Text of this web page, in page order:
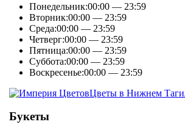
Понедельник:00:00 — 23:59
Вторник:00:00 — 23:59
Среда:00:00 — 23:59
Четверг:00:00 — 23:59
Пятница:00:00 — 23:59
Суббота:00:00 — 23:59
Воскресенье:00:00 — 23:59
Цветы в Нижнем
Букеты